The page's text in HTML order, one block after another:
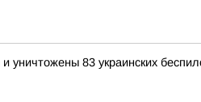
83 украинских